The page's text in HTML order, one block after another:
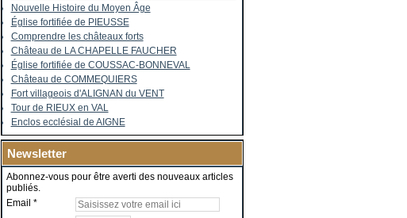
Nouvelle Histoire du Moyen Âge
Église fortifiée de PIEUSSE
Comprendre les châteaux forts
Château de LA CHAPELLE FAUCHER
Église fortifiée de COUSSAC-BONNEVAL
Château de COMMEQUIERS
Fort villageois d'ALIGNAN du VENT
Tour de RIEUX en VAL
Enclos ecclésial de AIGNE
Newsletter
Abonnez-vous pour être averti des nouveaux articles
publiés.
Email